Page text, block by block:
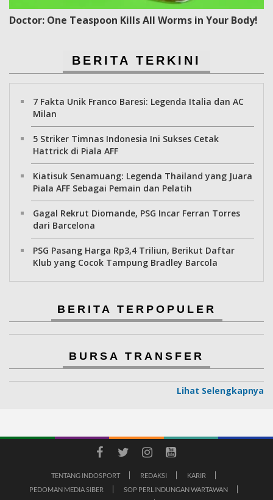
Doctor: One Teaspoon Kills All Worms in Your Body!
BERITA TERKINI
7 Fakta Unik Franco Baresi: Legenda Italia dan AC
Milan
5 Striker Timnas Indonesia Ini Sukses Cetak
Hattrick di Piala AFF
Kiatisuk Senamuang: Legenda Thailand yang Juara
Piala AFF Sebagai Pemain dan Pelatih
Gagal Rekrut Diomande, PSG Incar Ferran Torres
dari Barcelona
PSG Pasang Harga Rp3,4 Triliun, Berikut Daftar
Klub yang Cocok Tampung Bradley Barcola
BERITA TERPOPULER
BURSA TRANSFER
Lihat Selengkapnya
TENTANG INDOSPORT REDAKSI
KARIR
PEDOMAN MEDIA SIBER
SOP PERLINDUNGAN WARTAWAN